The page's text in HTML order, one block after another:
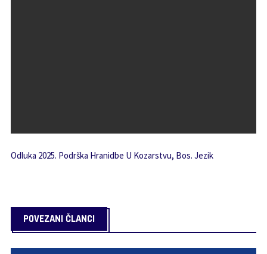
Odluka 2025. Podrška Hranidbe U Kozarstvu, Bos. Jezik
POVEZANI ČLANCI